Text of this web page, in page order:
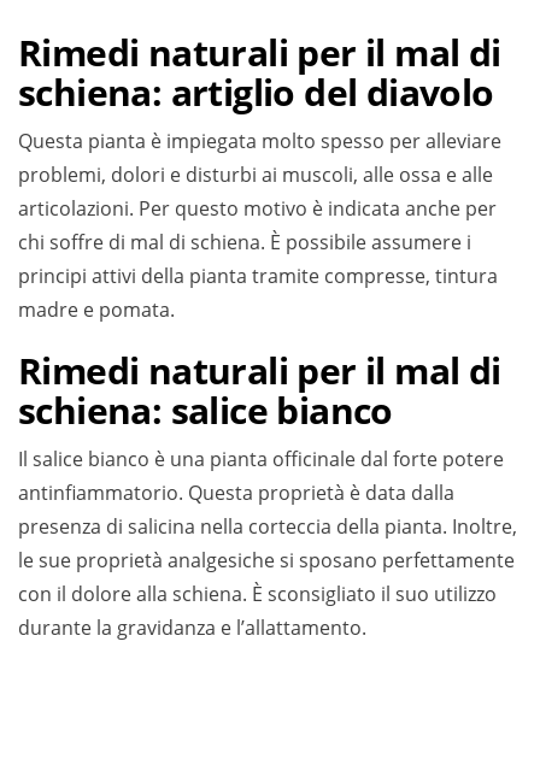
Rimedi naturali per il mal di
schiena: artiglio del diavolo
Questa pianta è impiegata molto spesso per alleviare
problemi, dolori e disturbi ai muscoli, alle ossa e alle
articolazioni. Per questo motivo è indicata anche per
chi soffre di mal di schiena. È possibile assumere i
principi attivi della pianta tramite compresse, tintura
madre e pomata.
Rimedi naturali per il mal di
schiena: salice bianco
Il salice bianco è una pianta officinale dal forte potere
antinfiammatorio. Questa proprietà è data dalla
presenza di salicina nella corteccia della pianta. Inoltre,
le sue proprietà analgesiche si sposano perfettamente
con il dolore alla schiena. È sconsigliato il suo utilizzo
durante la gravidanza e l’allattamento.